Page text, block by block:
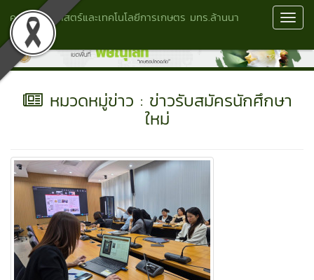
คณะวิทยาศาสตร์และเทคโนโลยีการเกษตร มทร.ล้านนา
พิษณุโลก
หมวดหมู่ข่าว : ข่าวรับสมัครนักศึกษา
ใหม่